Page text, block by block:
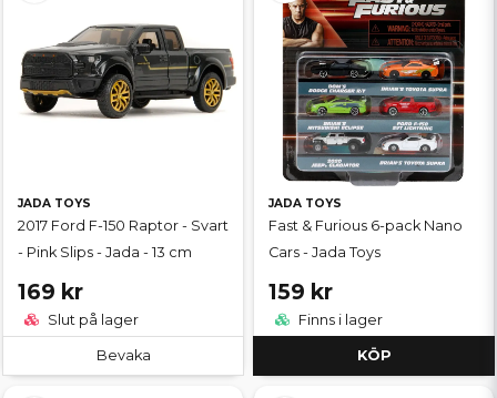
JADA TOYS
2017 Ford F-150 Raptor - Svart
- Pink Slips - Jada - 13 cm
169 kr
Slut på lager
Bevaka
JADA TOYS
Fast & Furious 6-pack Nano
Cars - Jada Toys
159 kr
Finns i lager
KÖP